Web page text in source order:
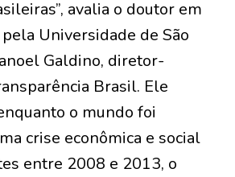
avalia o doutor em
Universidade de São
Galdino, diretor-
Brasil. Ele
o mundo foi
crise econômica e social
entre 2008 e 2013, o